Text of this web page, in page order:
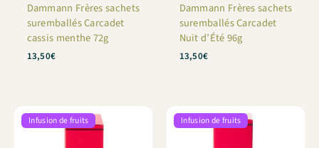
Dammann Frères sachets
suremballés Carcadet
cassis menthe 72g
13,50€
Dammann Frères sachets
suremballés Carcadet
Nuit d’Été 96g
13,50€
Infusion de fruits Infusion de fruits